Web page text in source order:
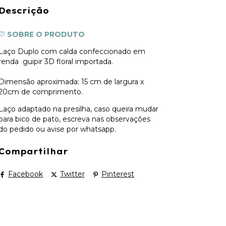
SOBRE O PRODUTO
Duplo com calda confeccionado em
guipir 3D floral importada.
aproximada: 15 cm de largura x
de comprimento.
adaptado na presilha, caso queira mudar
bico de pato, escreva nas observações
pedido ou avise por whatsapp.
Facebook Twitter Pinterest